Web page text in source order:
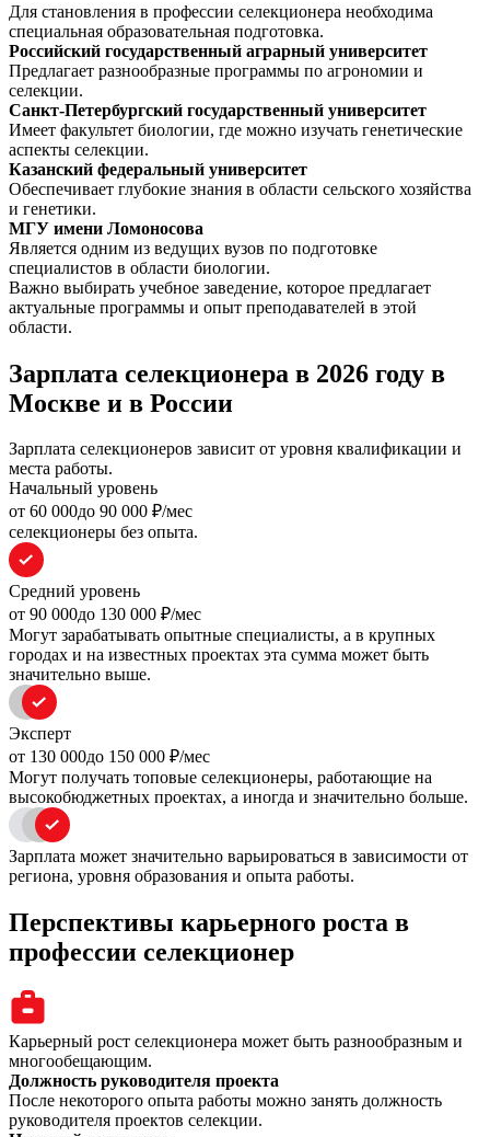
Для становления в профессии селекционера необходима
специальная образовательная подготовка.
Российский государственный аграрный университет
Предлагает разнообразные программы по агрономии и
селекции.
Санкт-Петербургский государственный университет
Имеет факультет биологии, где можно изучать генетические
аспекты селекции.
Казанский федеральный университет
Обеспечивает глубокие знания в области сельского хозяйства
и генетики.
МГУ имени Ломоносова
Является одним из ведущих вузов по подготовке
специалистов в области биологии.
Важно выбирать учебное заведение, которое предлагает
актуальные программы и опыт преподавателей в этой
области.
Зарплата селекционера в 2026 году в
Москве и в России
Зарплата селекционеров зависит от уровня квалификации и
места работы.
Начальный уровень
oт 60 000до 90 000 ₽/мес
селекционеры без опыта.
Средний уровень
oт 90 000до 130 000 ₽/мес
Могут зарабатывать опытные специалисты, а в крупных
городах и на известных проектах эта сумма может быть
значительно выше.
Эксперт
oт 130 000до 150 000 ₽/мес
Могут получать топовые селекционеры, работающие на
высокобюджетных проектах, а иногда и значительно больше.
Зарплата может значительно варьироваться в зависимости от
региона, уровня образования и опыта работы.
Перспективы карьерного роста в
профессии селекционер
Карьерный рост селекционера может быть разнообразным и
многообещающим.
Должность руководителя проекта
После некоторого опыта работы можно занять должность
руководителя проектов селекции.